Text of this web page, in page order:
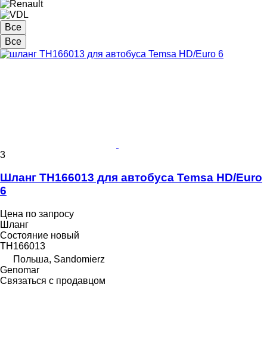
Все
Все
3
Шланг TH166013 для автобуса Temsa HD/Euro
6
Цена по запросу
Шланг
Состояние новый
TH166013
Польша, Sandomierz
Genomar
Связаться с продавцом